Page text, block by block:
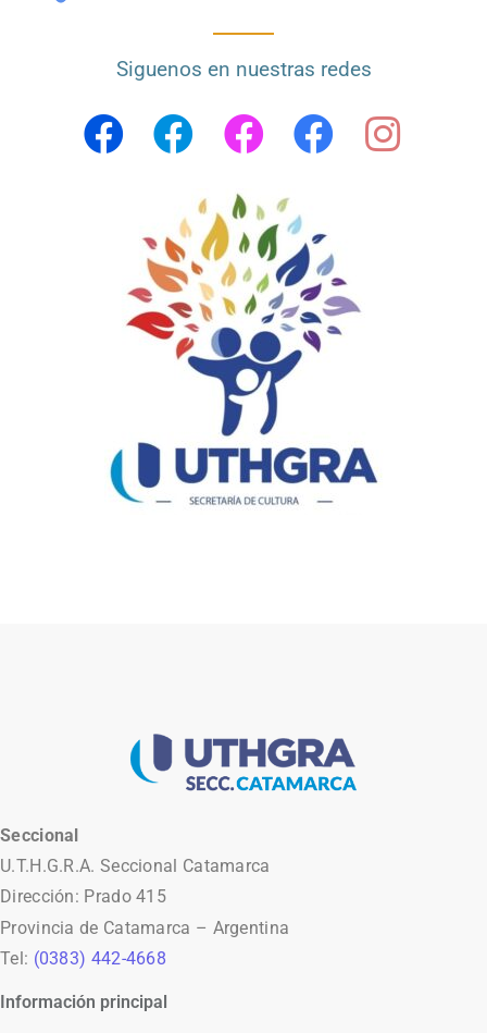
Siguenos en nuestras redes
Seccional
U.T.H.G.R.A. Seccional Catamarca
Dirección: Prado 415
Provincia de Catamarca – Argentina
Tel: (0383) 442-4668
Información principal